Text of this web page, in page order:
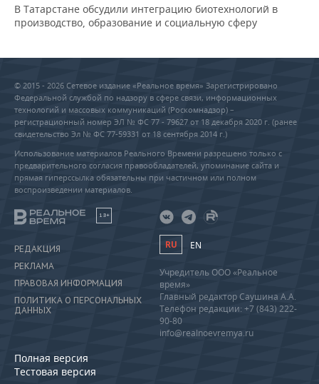
В Татарстане обсудили интеграцию биотехнологий в
производство, образование и социальную сферу
© 2015 - 2026 Сетевое издание «Реальное время» Зарегистрировано
Федеральной службой по надзору в сфере связи, информационных
технологий и массовых коммуникаций (Роскомнадзор) –
регистрационный номер ЭЛ № ФС 77 - 79627 от 18 декабря 2020 г. (ранее
свидетельство Эл № ФС 77-59331 от 18 сентября 2014 г.)
Использование материалов Реального Времени разрешено только с
предварительного согласия правообладателей, упоминание сайта и
прямая гиперссылка обязательны при частичном или полном
воспроизведении материалов.
18+
РЕДАКЦИЯ
РЕКЛАМА
ПРАВОВАЯ ИНФОРМАЦИЯ
ПОЛИТИКА О ПЕРСОНАЛЬНЫХ
ДАННЫХ
Полная версия
Тестовая версия
RU EN
Учредитель ООО «Реальное
время»
Главный редактор Саушина А.А.
Телефон редакции: +7 (843) 222-
90-80
info@realnoevremya.ru